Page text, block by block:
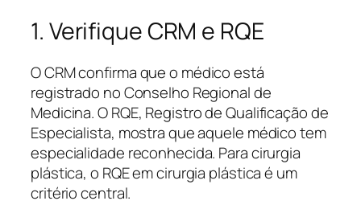
1. Verifique CRM e RQE
O CRM confirma que o médico está
registrado no Conselho Regional de
Medicina. O RQE, Registro de Qualificação de
Especialista, mostra que aquele médico tem
especialidade reconhecida. Para cirurgia
plástica, o RQE em cirurgia plástica é um
critério central.